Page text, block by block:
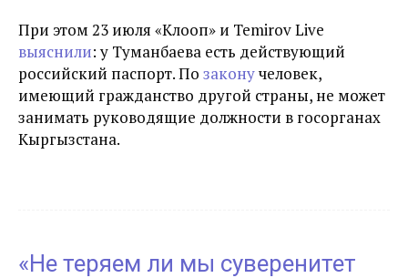
При этом 23 июля «Клооп» и Temirov Live
выяснили: у Туманбаева есть действующий
российский паспорт. По законучеловек,
имеющий гражданство другой страны, не может
занимать руководящие должности в госорганах
Кыргызстана.
«Не теряем ли мы суверенитет